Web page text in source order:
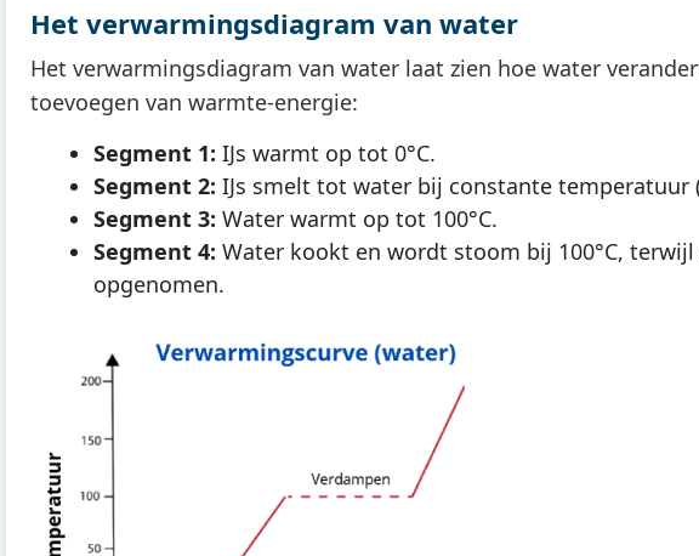
Het verwarmingsdiagram van water
Het verwarmingsdiagram van water laat zien hoe water
toevoegen van warmte-energie:
Segment 1: IJs warmt op tot 0°C.
Segment 2: IJs smelt tot water bij constante temperatuur
Segment 3: Water warmt op tot 100°C.
Segment 4: Water kookt en wordt stoom bij 100°C,
opgenomen.